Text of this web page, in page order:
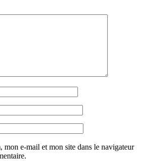
mon e-mail et mon site dans le navigateur